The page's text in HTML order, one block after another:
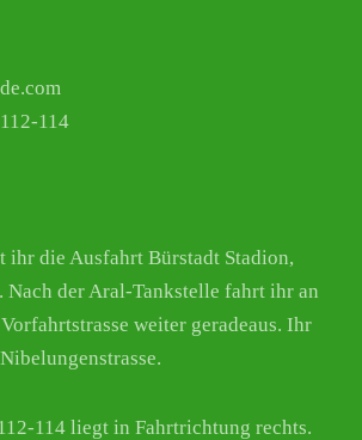
114
ihr die Ausfahrt Bürstadt Stadion,
Nach der Aral-Tankstelle fahrt ihr an
weiter geradeaus. Ihr
114 liegt in Fahrtrichtung rechts.